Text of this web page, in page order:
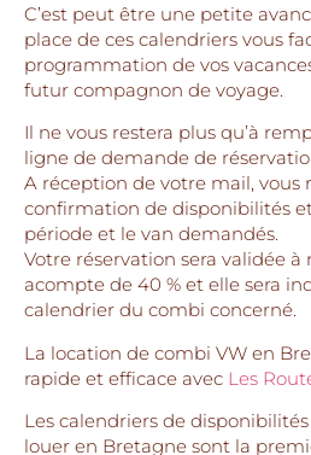
C’est peut être une petite
place de ces calendriers vous
programmation de vos
futur compagnon de voyage.
Il ne vous restera plus qu’à
ligne de demande de
A réception de votre mail, vous
confirmation de disponibilités
période et le van demandés.
Votre réservation sera validée à
acompte de 40 % et elle sera
calendrier du combi concerné.
La location de combi VW en
rapide et efficace avec Les
Les calendriers de
louer en Bretagne sont la